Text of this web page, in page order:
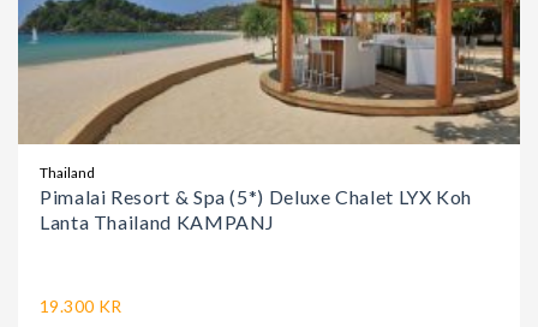
Thailand
Pimalai Resort & Spa (5*) Deluxe Chalet LYX Koh
Lanta Thailand KAMPANJ
19.300 KR